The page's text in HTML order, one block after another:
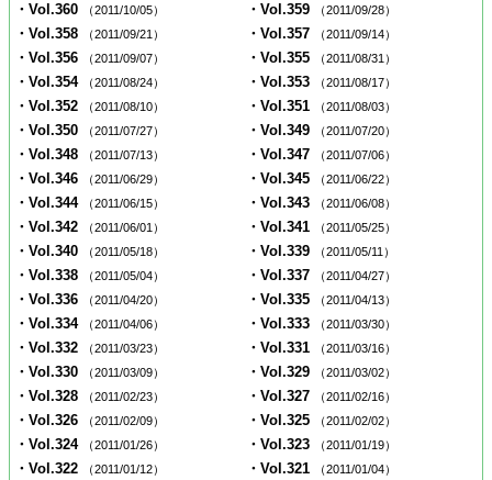
・Vol.360 （2011/10/05） ・Vol.359 （2011/09/28）
・Vol.358 （2011/09/21） ・Vol.357 （2011/09/14）
・Vol.356 （2011/09/07） ・Vol.355 （2011/08/31）
・Vol.354 （2011/08/24） ・Vol.353 （2011/08/17）
・Vol.352 （2011/08/10） ・Vol.351 （2011/08/03）
・Vol.350 （2011/07/27） ・Vol.349 （2011/07/20）
・Vol.348 （2011/07/13） ・Vol.347 （2011/07/06）
・Vol.346 （2011/06/29） ・Vol.345 （2011/06/22）
・Vol.344 （2011/06/15） ・Vol.343 （2011/06/08）
・Vol.342 （2011/06/01） ・Vol.341 （2011/05/25）
・Vol.340 （2011/05/18） ・Vol.339 （2011/05/11）
・Vol.338 （2011/05/04） ・Vol.337 （2011/04/27）
・Vol.336 （2011/04/20） ・Vol.335 （2011/04/13）
・Vol.334 （2011/04/06） ・Vol.333 （2011/03/30）
・Vol.332 （2011/03/23） ・Vol.331 （2011/03/16）
・Vol.330 （2011/03/09） ・Vol.329 （2011/03/02）
・Vol.328 （2011/02/23） ・Vol.327 （2011/02/16）
・Vol.326 （2011/02/09） ・Vol.325 （2011/02/02）
・Vol.324 （2011/01/26） ・Vol.323 （2011/01/19）
・Vol.322 （2011/01/12） ・Vol.321 （2011/01/04）